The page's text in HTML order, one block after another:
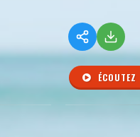
ÉCOUTEZ